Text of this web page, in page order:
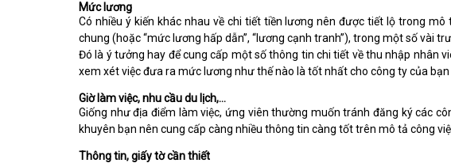
Mức lương
Có nhiều ý kiến ​​khác nhau về chi tiết tiền lương nên được tiết lộ trong
chung (hoặc “mức lương hấp dẫn”, “lương cạnh tranh”), trong một số vài
Đó là ý tưởng hay để cung cấp một số thông tin chi tiết về thu nhập nhân
xem xét việc đưa ra mức lương như thế nào là tốt nhất cho công ty của
Giờ làm việc, nhu cầu du lịch,…
Giống như địa điểm làm việc, ứng viên thường muốn tránh đăng ký các
khuyên bạn nên cung cấp càng nhiều thông tin càng tốt trên mô tả công
Thông tin, giấy tờ cần thiết